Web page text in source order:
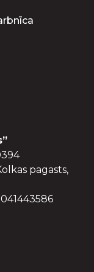
pagasts,